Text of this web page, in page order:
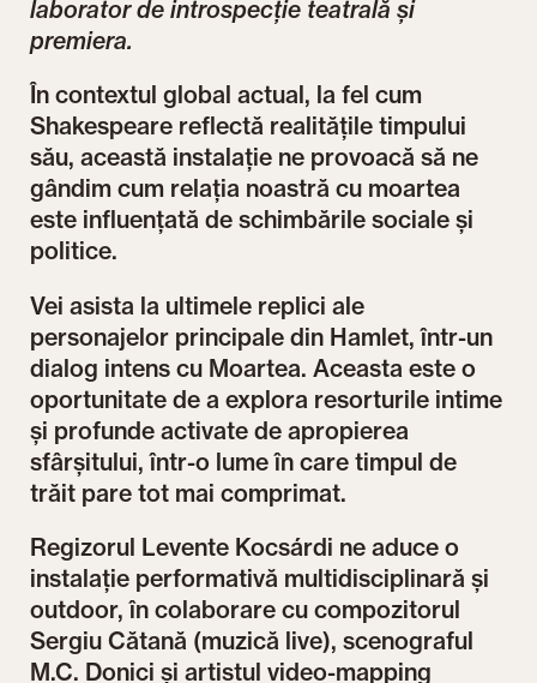
laborator de introspecție teatrală și
premiera.
În contextul global actual, la fel cum
Shakespeare reflectă realitățile timpului
său, această instalație ne provoacă să ne
gândim cum relația noastră cu moartea
este influențată de schimbările sociale și
politice.
Vei asista la ultimele replici ale
personajelor principale din Hamlet, într-un
dialog intens cu Moartea. Aceasta este o
oportunitate de a explora resorturile intime
și profunde activate de apropierea
sfârșitului, într-o lume în care timpul de
trăit pare tot mai comprimat.
Regizorul Levente Kocsárdi ne aduce o
instalație performativă multidisciplinară și
outdoor, în colaborare cu compozitorul
Sergiu Cătană (muzică live), scenograful
M.C. Donici și artistul video-mapping